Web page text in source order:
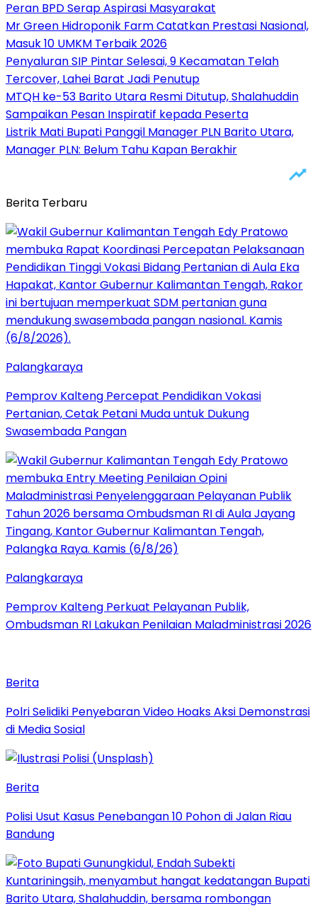
Peran BPD Serap Aspirasi Masyarakat
Mr Green Hidroponik Farm Catatkan Prestasi Nasional,
Masuk 10 UMKM Terbaik 2026
Penyaluran SIP Pintar Selesai, 9 Kecamatan Telah
Tercover, Lahei Barat Jadi Penutup
MTQH ke-53 Barito Utara Resmi Ditutup, Shalahuddin
Sampaikan Pesan Inspiratif kepada Peserta
Listrik Mati Bupati Panggil Manager PLN Barito Utara,
Manager PLN: Belum Tahu Kapan Berakhir
Berita Terbaru
Palangkaraya
Pemprov Kalteng Percepat Pendidikan Vokasi
Pertanian, Cetak Petani Muda untuk Dukung
Swasembada Pangan
Palangkaraya
Pemprov Kalteng Perkuat Pelayanan Publik,
Ombudsman RI Lakukan Penilaian Maladministrasi 2026
Berita
Polri Selidiki Penyebaran Video Hoaks Aksi Demonstrasi
di Media Sosial
Berita
Polisi Usut Kasus Penebangan 10 Pohon di Jalan Riau
Bandung